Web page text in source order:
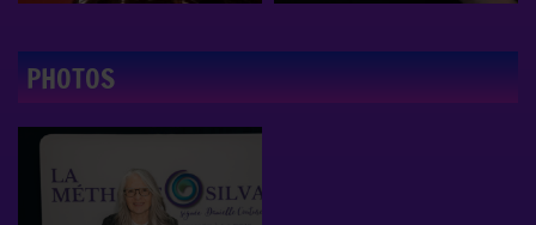
PHOTOS